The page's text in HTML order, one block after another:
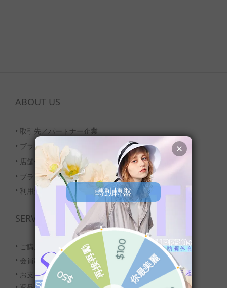
ABOUT US
• 取引先／パートナー企業
• ブランドについて
• 店舗一覧
• ブランド特集
• 利用規約および条件
SERVICE
• ご購入の流れ
• 会員制度のご案内
• お支払い・配送について